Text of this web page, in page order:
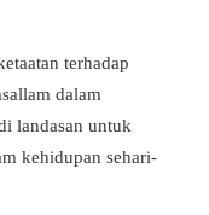
terhadap
dalam
landasan untuk
kehidupan sehari-